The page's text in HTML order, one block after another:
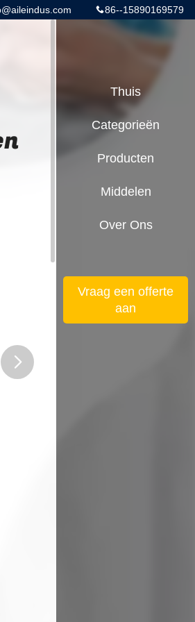
86--15890169579
Thuis
Categorieën
Producten
Middelen
Over Ons
Vraag een offerte
aan